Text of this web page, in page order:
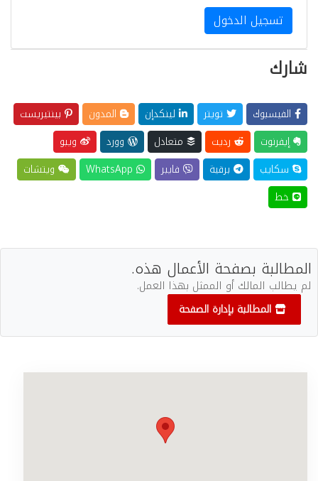
تسجيل الدخول
شارك
الفيسبوك تويتر لينكدإن المدون
بينتيريست
إيفرنوت
رديت متعادل وورد
ويبو
سكايب
برقية فايبر
ويتشات
خط
المطالبة بصفحة الأعمال هذه.
لم يطالب المالك أو الممثل بهذا العمل.
المطالبة بإدارة الصفحة